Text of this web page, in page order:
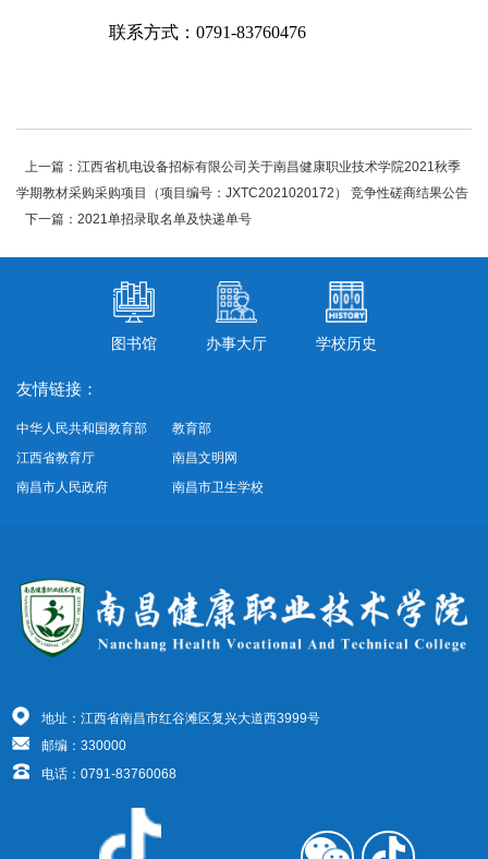
联系方式： 0791-83760476
上一篇：江西省机电设备招标有限公司关于南昌健康职业技术学院2021秋季
学期教材采购采购项目（项目编号：JXTC2021020172） 竞争性磋商结果公告
下一篇：2021单招录取名单及快递单号
图书馆 办事大厅 学校历史
友情链接：
中华人民共和国教育部
教育部
江西省教育厅
南昌文明网
南昌市人民政府
南昌市卫生学校
地址：江西省南昌市红谷滩区复兴大道西3999号
邮编：330000
电话：0791-83760068